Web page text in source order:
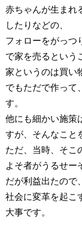
赤ちゃんが生まれ
したりなどの、
フォローをがっつ
で家を売るという
家というのは買い
でもただで作って
す。
他にも細かい施策
すが、そんなこと
ただ、当時、そこ
よそ者がうるせー
だが利益出たので
社会に変革を起こ
大事です。